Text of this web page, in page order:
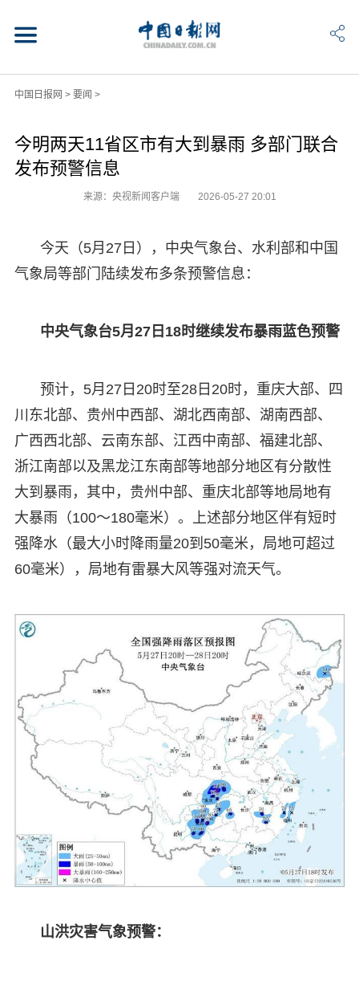
中国日报网 > 要闻 >
今明两天11省区市有大到暴雨 多部门联合
发布预警信息
来源：央视新闻客户端 2026-05-27 20:01
今天（5月27日），中央气象台、水利部和中国
气象局等部门陆续发布多条预警信息：
中央气象台5月27日18时继续发布暴雨蓝色预警
预计，5月27日20时至28日20时，重庆大部、四
川东北部、贵州中西部、湖北西南部、湖南西部、
广西西北部、云南东部、江西中南部、福建北部、
浙江南部以及黑龙江东南部等地部分地区有分散性
大到暴雨，其中，贵州中部、重庆北部等地局地有
大暴雨（100～180毫米）。上述部分地区伴有短时
强降水（最大小时降雨量20到50毫米，局地可超过
60毫米），局地有雷暴大风等强对流天气。
山洪灾害气象预警：